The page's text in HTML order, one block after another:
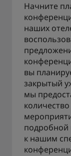
Начните
наших
вы
закрытый
мы
подробной
к нашим